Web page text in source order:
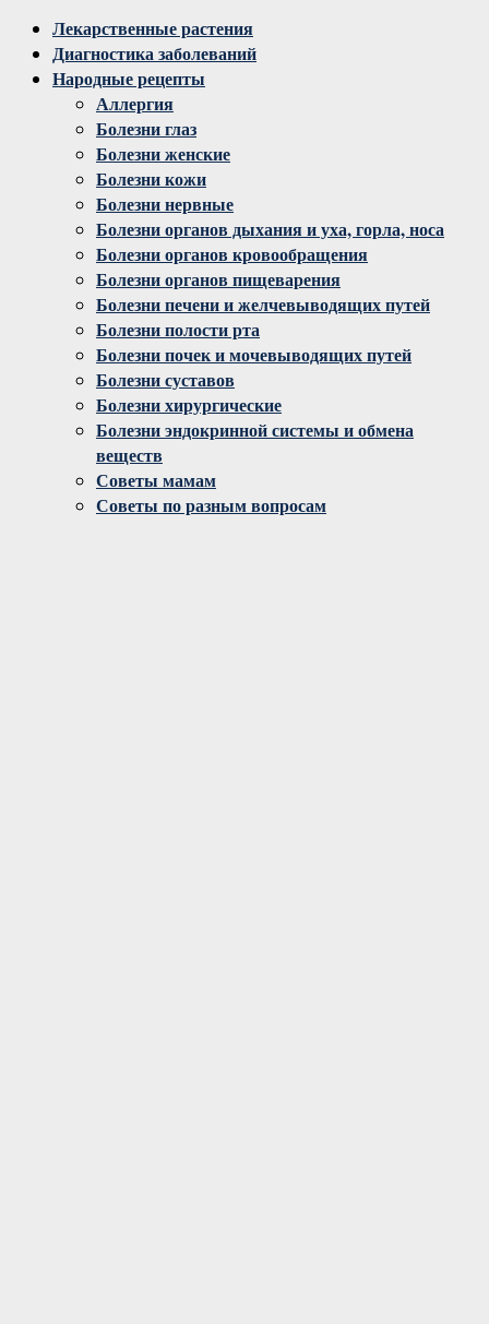
Facebook
Twitter
Instagram
YoutubeЛекарственные растения
Диагностика заболеваний
Народные рецепты
Аллергия
Болезни глаз
Болезни женские
Болезни кожи
Болезни нервные
Болезни органов дыхания и уха, горла, носа
Болезни органов кровообращения
Болезни органов пищеварения
Болезни печени и желчевыводящих путей
Болезни полости рта
Болезни почек и мочевыводящих путей
Болезни суставов
Болезни хирургические
Болезни эндокринной системы и обмена
веществ
Советы мамам
Советы по разным вопросам